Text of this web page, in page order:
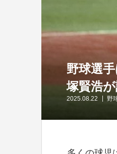
野球選
塚賢浩
2025.08.22 野